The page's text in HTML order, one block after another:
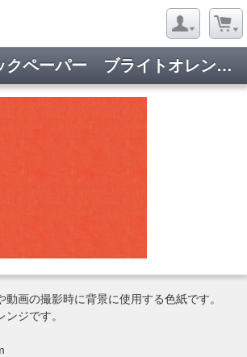
撮影背景紙バックペーパー ブライトオレンジ 1.35×5.5m
動画の撮影時に背景に使用する色紙です。
ジです。